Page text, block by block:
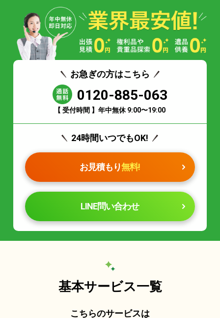
お急ぎの方はこちら
0120-885-063
【 受付時間 】年中無休 9:00〜19:00
24時間いつでもOK!
お見積もり無料!
LINE問い合わせ
基本サービス一覧
こちらのサービスは